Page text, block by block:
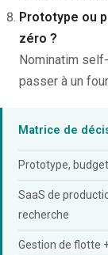
Prototype ou
zéro ?
Nominatim
passer à un
Matrice de
Prototype,
SaaS de
recherche
Gestion de flotte